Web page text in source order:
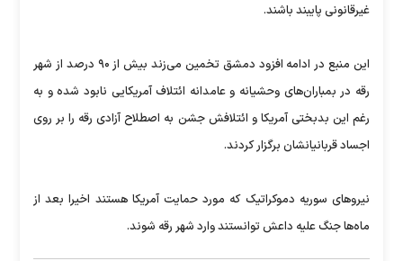
غیرقانونی پایبند باشند.
این منبع در ادامه افزود دمشق تخمین می‌زند بیش از ۹۰ درصد از شهر
رقه در بمباران‌های وحشیانه و عامدانه ائتلاف آمریکایی نابود شده و به
رغم این بدبختی آمریکا و ائتلافش جشن به اصطلاح آزادی رقه را بر روی
اجساد قربانیانشان برگزار کردند.
نیروهای سوریه دموکراتیک که مورد حمایت آمریکا هستند اخیرا بعد از
ماه‌ها جنگ علیه داعش توانستند وارد شهر رقه شوند.